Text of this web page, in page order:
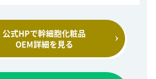
公式HPで幹細胞化粧品
OEM詳細を見る